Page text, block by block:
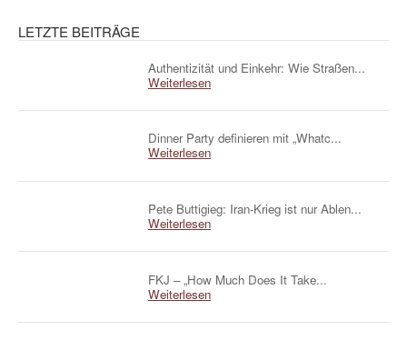
LETZTE BEITRÄGE
Authentizität und Einkehr: Wie Straßen...
Weiterlesen
Dinner Party definieren mit „Whatc...
Weiterlesen
Pete Buttigieg: Iran-Krieg ist nur Ablen...
Weiterlesen
FKJ – „How Much Does It Take...
Weiterlesen